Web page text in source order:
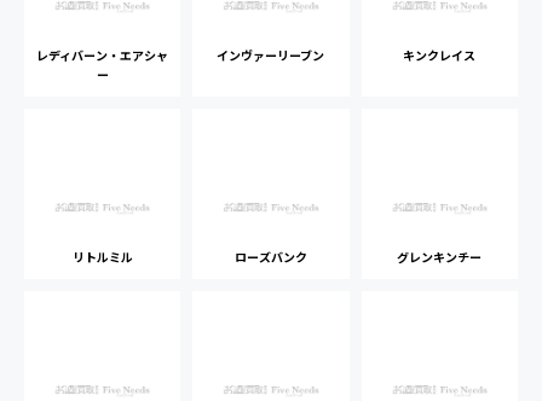
レディバーン・エアシャ
ー
インヴァーリーブン キンクレイス
リトルミル ローズバンク グレンキンチー